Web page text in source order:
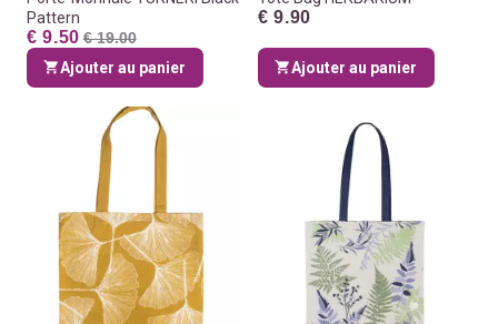
Pattern
€ 9.50 € 19.00
Ajouter au panier
€ 9.90
Ajouter au panier